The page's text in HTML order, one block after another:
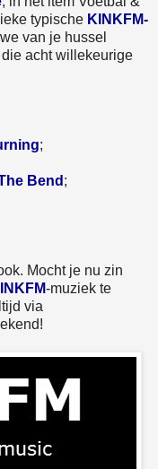
typische KINKFM-
van je hussel
acht willekeurige
;
Bend ;
Mocht je nu zin
-muziek te
via